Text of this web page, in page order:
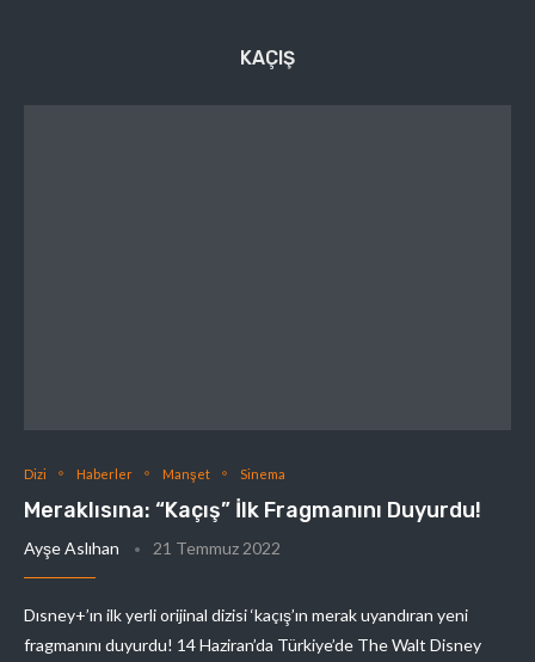
KAÇIŞ
Dizi Haberler Manşet Sinema
Meraklısına: “Kaçış” İlk Fragmanını Duyurdu!
Ayşe Aslıhan 21 Temmuz 2022
Dısney+’ın ilk yerli orijinal dizisi ‘kaçış’ın merak uyandıran yeni
fragmanını duyurdu! 14 Haziran’da Türkiye’de The Walt Disney